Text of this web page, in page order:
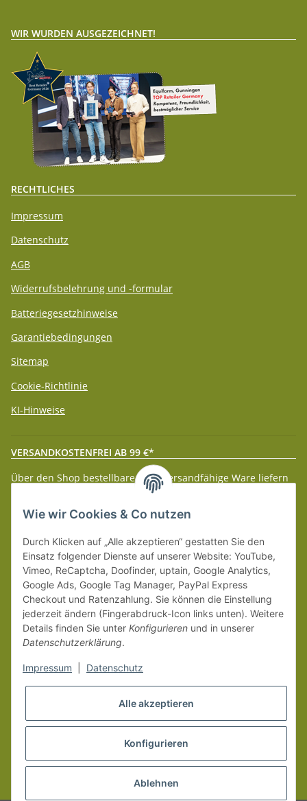
WIR WURDEN AUSGEZEICHNET!
RECHTLICHES
Impressum
Datenschutz
AGB
Widerrufsbelehrung und -formular
Batteriegesetzhinweise
Garantiebedingungen
Sitemap
Cookie-Richtlinie
KI-Hinweise
VERSANDKOSTENFREI AB 99 €*
Über den Shop bestellbare paketversandfähige Ware liefern
wir innerhalb Deutschland (Festland) ab 99 € * Warenwert
versandkostenfrei.
Weitere Versanddetails entnehmen Sie bitte unserenLiefer-
und Zahlungsbedingungen.
Vertrag widerrufen
* Alle Preise inkl. gesetzlicher MwSt.
Wie wir Cookies & Co nutzen
Durch Klicken auf „Alle akzeptieren“ gestatten Sie den
Einsatz folgender Dienste auf unserer Website: YouTube,
Vimeo, ReCaptcha, Doofinder, uptain, Google Analytics,
Google Ads, Google Tag Manager, PayPal Express
Checkout und Ratenzahlung. Sie können die Einstellung
jederzeit ändern (Fingerabdruck-Icon links unten). Weitere
Details finden Sie unter Konfigurieren und in unserer
Datenschutzerklärung.
Impressum Datenschutz
Alle akzeptieren
Konfigurieren
Ablehnen